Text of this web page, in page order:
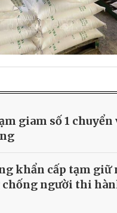
giam số 1 chuyển
khẩn cấp tạm giữ
chống người thi